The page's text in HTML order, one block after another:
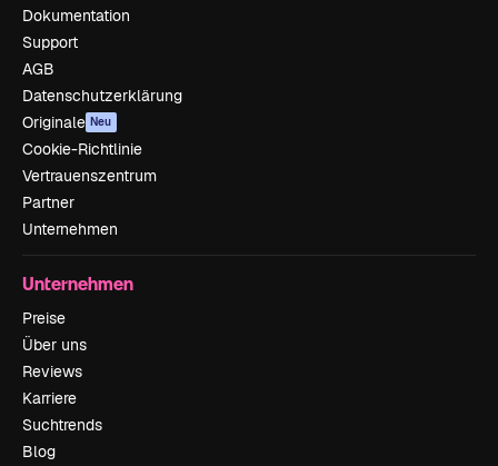
Dokumentation
Support
AGB
Datenschutzerklärung
Originale Neu
Cookie-Richtlinie
Vertrauenszentrum
Partner
Unternehmen
Unternehmen
Preise
Über uns
Reviews
Karriere
Suchtrends
Blog